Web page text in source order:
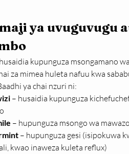
ya uvuguvugu
kupunguza msongamano
za mimea huleta nafuu kwa
ya chai nzuri ni:
– husaidia kupunguza
– hupunguza msongo wa
– hupunguza gesi (isipokuwa
kwao inaweza kuleta reflux)